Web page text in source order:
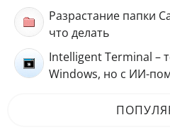
Разрастание папки
что делать
Intelligent Terminal –
Windows, но с ИИ-